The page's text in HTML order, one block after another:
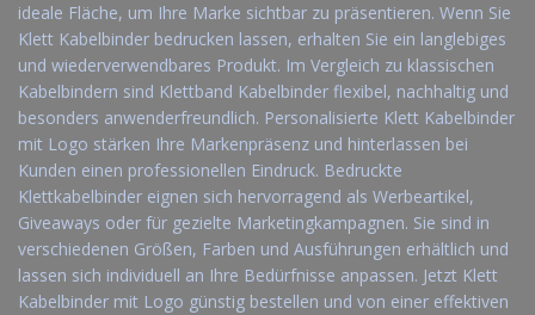
ideale Fläche, um Ihre Marke sichtbar zu präsentieren. Wenn Sie
Klett Kabelbinder bedrucken lassen, erhalten Sie ein langlebiges
und wiederverwendbares Produkt. Im Vergleich zu klassischen
Kabelbindern sind Klettband Kabelbinder flexibel, nachhaltig und
besonders anwenderfreundlich. Personalisierte Klett Kabelbinder
mit Logo stärken Ihre Markenpräsenz und hinterlassen bei
Kunden einen professionellen Eindruck. Bedruckte
Klettkabelbinder eignen sich hervorragend als Werbeartikel,
Giveaways oder für gezielte Marketingkampagnen. Sie sind in
verschiedenen Größen, Farben und Ausführungen erhältlich und
lassen sich individuell an Ihre Bedürfnisse anpassen. Jetzt Klett
Kabelbinder mit Logo günstig bestellen und von einer effektiven